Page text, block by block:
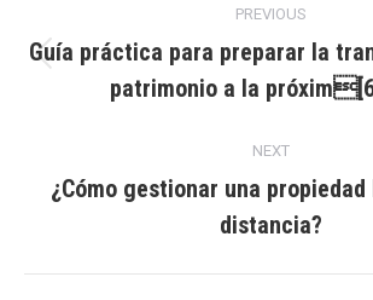
navigation
PREVIOUS
post:
Guía práctica para preparar la
patrimonio a la
NEXT
Next
post:
¿Cómo gestionar una
distancia?